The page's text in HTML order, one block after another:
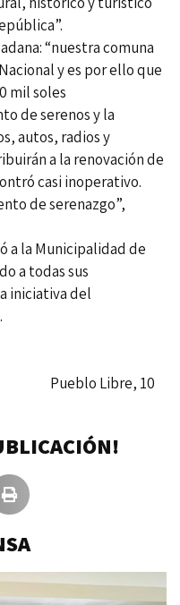
“nuestra comuna
y es por ello que
mil soles
de serenos y la
autos, radios y
a la renovación de
casi inoperativo.
de serenazgo”,
a la Municipalidad de
a todas sus
iniciativa del
10